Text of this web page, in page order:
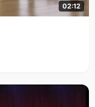
效率&rsquo;"。简
将老师讲的每一点知识
如果连根基都不打
常方舟用心的上40分
复复习的麻烦，可以
，为某次小小的失误也
02:12